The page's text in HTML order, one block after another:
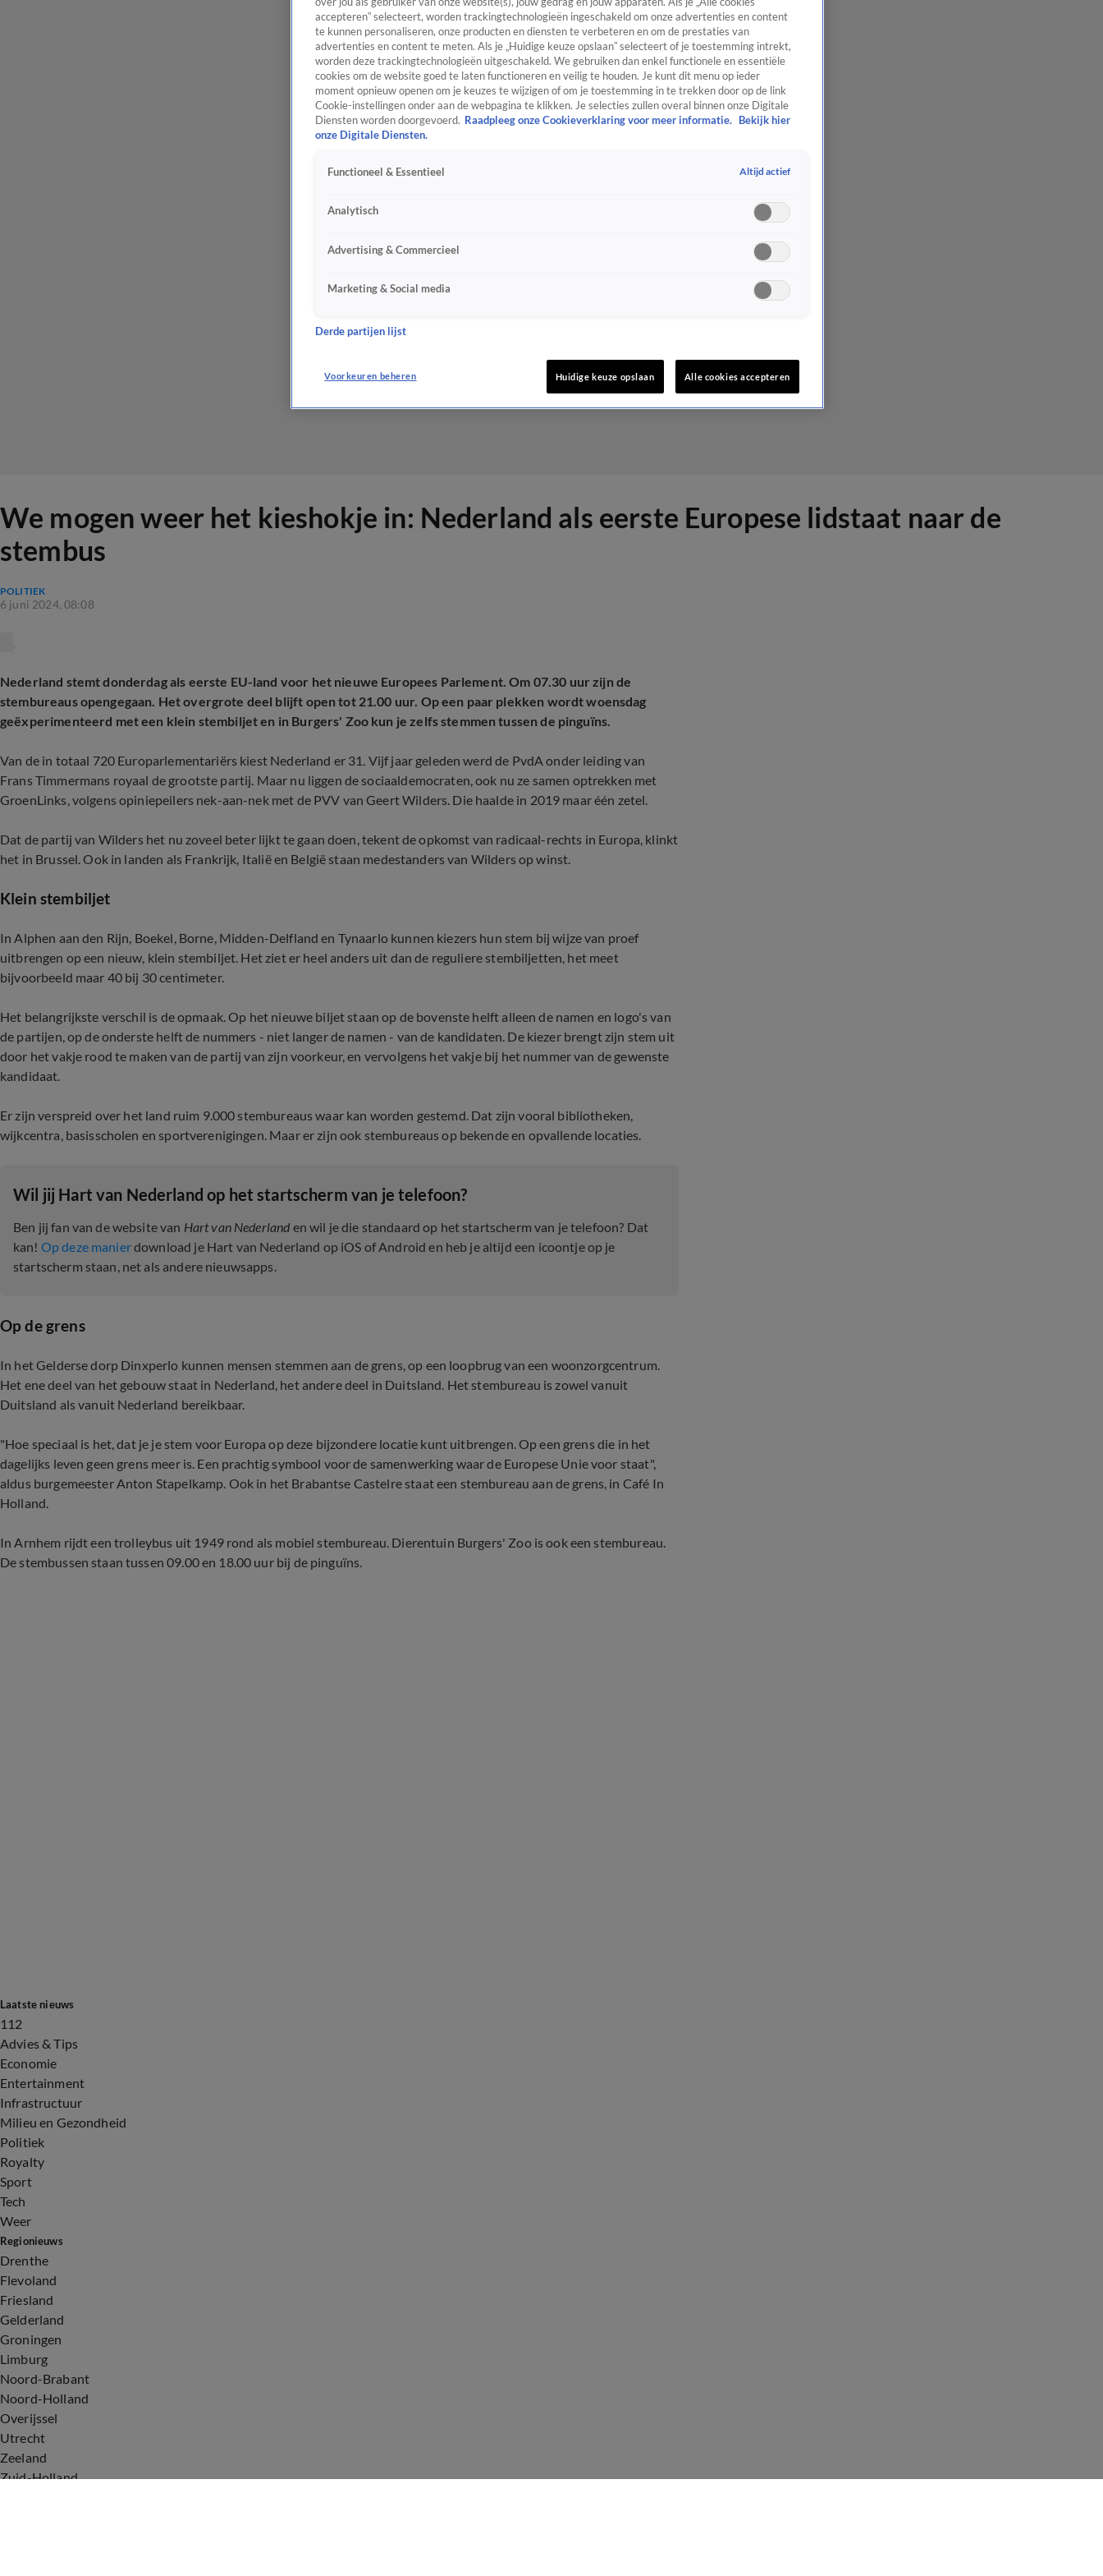
We mogen weer het kieshokje in: Nederland als eerste Europese lidstaat naar de
stembus
POLITIEK
6 juni 2024, 08:08
Nederland stemt donderdag als eerste EU-land voor het nieuwe Europees Parlement. Om 07.30 uur zijn de
stembureaus opengegaan. Het overgrote deel blijft open tot 21.00 uur. Op een paar plekken wordt woensdag
geëxperimenteerd met een klein stembiljet en in Burgers' Zoo kun je zelfs stemmen tussen de pinguïns.
Van de in totaal 720 Europarlementariërs kiest Nederland er 31. Vijf jaar geleden werd de PvdA onder leiding van
Frans Timmermans royaal de grootste partij. Maar nu liggen de sociaaldemocraten, ook nu ze samen optrekken met
GroenLinks, volgens opiniepeilers nek-aan-nek met de PVV van Geert Wilders. Die haalde in 2019 maar één zetel.
Dat de partij van Wilders het nu zoveel beter lijkt te gaan doen, tekent de opkomst van radicaal-rechts in Europa, klinkt
het in Brussel. Ook in landen als Frankrijk, Italië en België staan medestanders van Wilders op winst.
Klein stembiljet
In Alphen aan den Rijn, Boekel, Borne, Midden-Delfland en Tynaarlo kunnen kiezers hun stem bij wijze van proef
uitbrengen op een nieuw, klein stembiljet. Het ziet er heel anders uit dan de reguliere stembiljetten, het meet
bijvoorbeeld maar 40 bij 30 centimeter.
Het belangrijkste verschil is de opmaak. Op het nieuwe biljet staan op de bovenste helft alleen de namen en logo's van
de partijen, op de onderste helft de nummers - niet langer de namen - van de kandidaten. De kiezer brengt zijn stem uit
door het vakje rood te maken van de partij van zijn voorkeur, en vervolgens het vakje bij het nummer van de gewenste
kandidaat.
Er zijn verspreid over het land ruim 9.000 stembureaus waar kan worden gestemd. Dat zijn vooral bibliotheken,
wijkcentra, basisscholen en sportverenigingen. Maar er zijn ook stembureaus op bekende en opvallende locaties.
Wil jij Hart van Nederland op het startscherm van je telefoon?
Ben jij fan van de website van Hart van Nederland en wil je die standaard op het startscherm van je telefoon? Dat
kan! Op deze manierdownload je Hart van Nederland op iOS of Android en heb je altijd een icoontje op je
startscherm staan, net als andere nieuwsapps.
Op de grens
In het Gelderse dorp Dinxperlo kunnen mensen stemmen aan de grens, op een loopbrug van een woonzorgcentrum.
Het ene deel van het gebouw staat in Nederland, het andere deel in Duitsland. Het stembureau is zowel vanuit
Duitsland als vanuit Nederland bereikbaar.
"Hoe speciaal is het, dat je je stem voor Europa op deze bijzondere locatie kunt uitbrengen. Op een grens die in het
dagelijks leven geen grens meer is. Een prachtig symbool voor de samenwerking waar de Europese Unie voor staat",
aldus burgemeester Anton Stapelkamp. Ook in het Brabantse Castelre staat een stembureau aan de grens, in Café In
Holland.
In Arnhem rijdt een trolleybus uit 1949 rond als mobiel stembureau. Dierentuin Burgers' Zoo is ook een stembureau.
De stembussen staan tussen 09.00 en 18.00 uur bij de pinguïns.
Laatste nieuws
112
Advies & Tips
Economie
Entertainment
Infrastructuur
Milieu en Gezondheid
Politiek
Royalty
Sport
Tech
Weer
Regionieuws
Drenthe
Flevoland
Friesland
Gelderland
Groningen
Limburg
Noord-Brabant
Noord-Holland
Overijssel
Utrecht
Zeeland
Zuid-Holland
accepteren” selecteert, worden trackingtechnologieën ingeschakeld om onze advertenties en content
te kunnen personaliseren, onze producten en diensten te verbeteren en om de prestaties van
advertenties en content te meten. Als je „Huidige keuze opslaan” selecteert of je toestemming intrekt,
worden deze trackingtechnologieën uitgeschakeld. We gebruiken dan enkel functionele en essentiële
cookies om de website goed te laten functioneren en veilig te houden. Je kunt dit menu op ieder
moment opnieuw openen om je keuzes te wijzigen of om je toestemming in te trekken door op de link
Cookie-instellingen onder aan de webpagina te klikken. Je selecties zullen overal binnen onze Digitale
Diensten worden doorgevoerd. Raadpleeg onze Cookieverklaring voor meer informatie. Bekijk hier
onze Digitale Diensten.
Functioneel & Essentieel Altijd actief
Analytisch
Advertising & Commercieel
Marketing & Social media
Derde partijen lijst
Voorkeuren beheren Huidige keuze opslaan Alle cookies accepteren